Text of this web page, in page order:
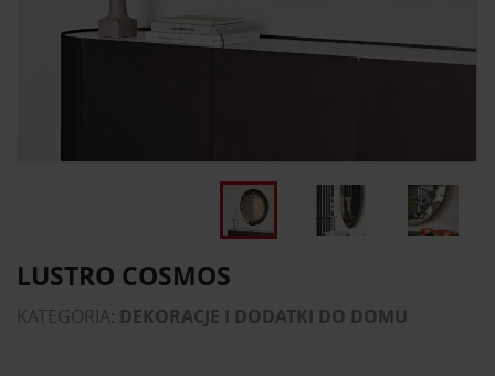
LUSTRO COSMOS
KATEGORIA: DEKORACJE I DODATKI DO DOMU